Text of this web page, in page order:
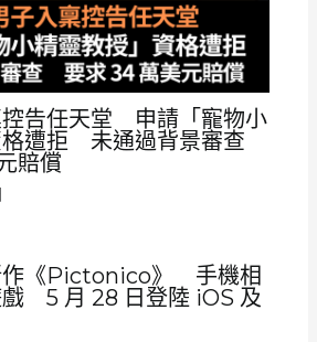
控告任天堂 申請「寵物小
格遭拒 未通過背景審查
賠償
作《Pictonico》 手機相
戲 5 月 28 日登陸 iOS 及